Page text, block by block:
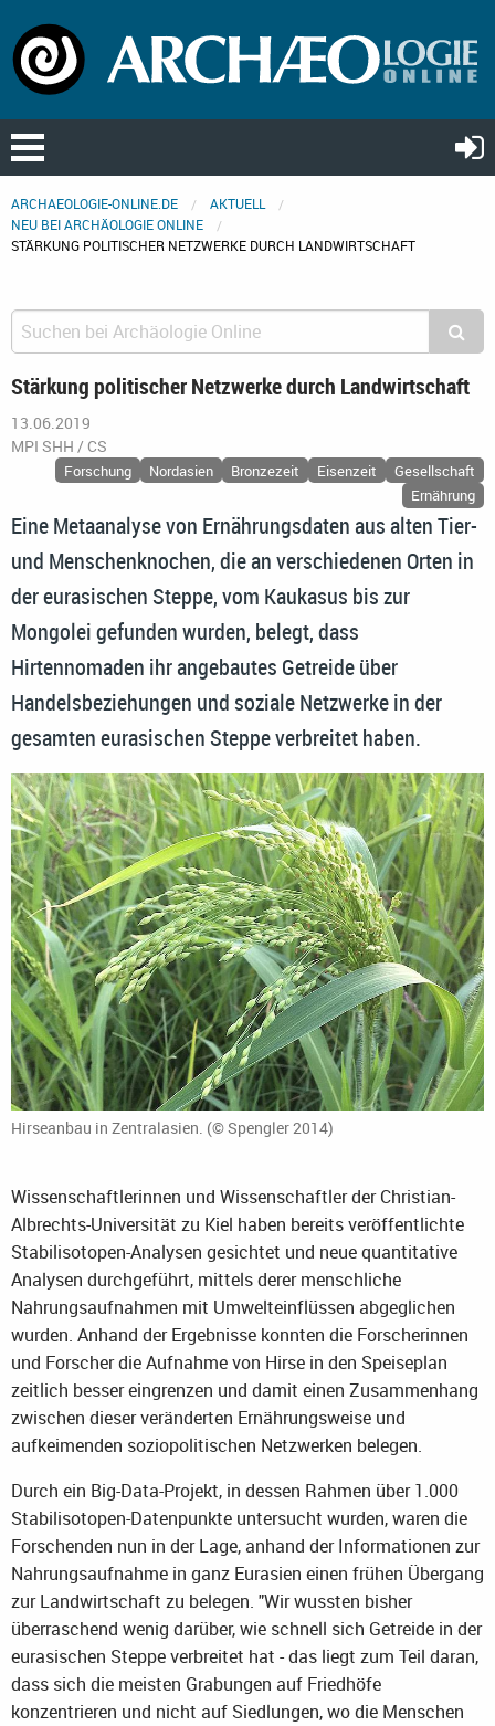
ARCHAEOLOGIE-ONLINE.DE
AKTUELL
NEU BEI ARCHÄOLOGIE ONLINE
STÄRKUNG POLITISCHER NETZWERKE DURCH LANDWIRTSCHAFT
Stärkung politischer Netzwerke durch Landwirtschaft
13.06.2019
MPI SHH / CS
Forschung Nordasien Bronzezeit Eisenzeit
Gesellschaft
Ernährung
Eine Metaanalyse von Ernährungsdaten aus alten Tier-
und Menschenknochen, die an verschiedenen Orten in
der eurasischen Steppe, vom Kaukasus bis zur
Mongolei gefunden wurden, belegt, dass
Hirtennomaden ihr angebautes Getreide über
Handelsbeziehungen und soziale Netzwerke in der
gesamten eurasischen Steppe verbreitet haben.
Hirseanbau in Zentralasien. (© Spengler 2014)
Wissenschaftlerinnen und Wissenschaftler der Christian-
Albrechts-Universität zu Kiel haben bereits veröffentlichte
Stabilisotopen-Analysen gesichtet und neue quantitative
Analysen durchgeführt, mittels derer menschliche
Nahrungsaufnahmen mit Umwelteinflüssen abgeglichen
wurden. Anhand der Ergebnisse konnten die Forscherinnen
und Forscher die Aufnahme von Hirse in den Speiseplan
zeitlich besser eingrenzen und damit einen Zusammenhang
zwischen dieser veränderten Ernährungsweise und
aufkeimenden soziopolitischen Netzwerken belegen.
Durch ein Big-Data-Projekt, in dessen Rahmen über 1.000
Stabilisotopen-Datenpunkte untersucht wurden, waren die
Forschenden nun in der Lage, anhand der Informationen zur
Nahrungsaufnahme in ganz Eurasien einen frühen Übergang
zur Landwirtschaft zu belegen. "Wir wussten bisher
überraschend wenig darüber, wie schnell sich Getreide in der
eurasischen Steppe verbreitet hat - das liegt zum Teil daran,
dass sich die meisten Grabungen auf Friedhöfe
konzentrieren und nicht auf Siedlungen, wo die Menschen